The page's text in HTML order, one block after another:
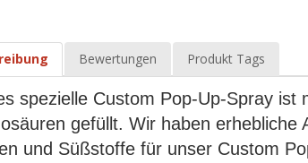
Bewertungen Produkt Tags
spezielle Custom Pop-Up-Spray
gefüllt. Wir haben
und Süßstoffe für unser Custom